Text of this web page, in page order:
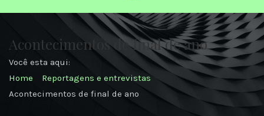
Acontecimentos de final de ano
Você esta aqui:
Home
Reportagens e entrevistas
Acontecimentos de final de ano